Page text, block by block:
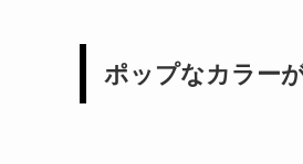
ポップなカラー